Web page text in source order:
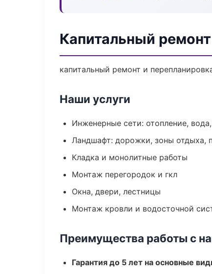
Капитальный
капитальный ремонт и
Наши услуги
Инженерные сети: отопление,
Ландшафт: дорожки, зоны отдыха,
Кладка и монолитные работы
Монтаж перегородок и гкл
Окна, двери, лестницы
Монтаж кровли и водосточной
Преимущества работы с
Гарантия до 5 лет на основные